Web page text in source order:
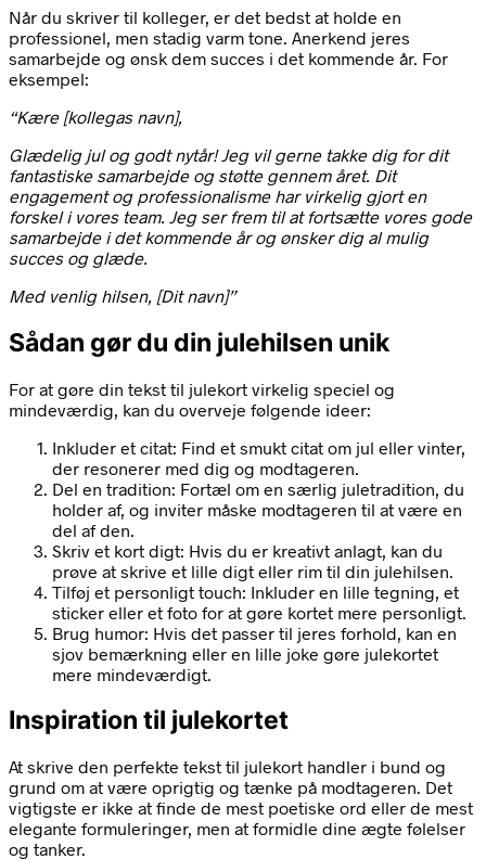
Når du skriver til kolleger, er det bedst at holde en
professionel, men stadig varm tone. Anerkend jeres
samarbejde og ønsk dem succes i det kommende år. For
eksempel:
“Kære [kollegas navn],
Glædelig jul og godt nytår! Jeg vil gerne takke dig for dit
fantastiske samarbejde og støtte gennem året. Dit
engagement og professionalisme har virkelig gjort en
forskel i vores team. Jeg ser frem til at fortsætte vores gode
samarbejde i det kommende år og ønsker dig al mulig
succes og glæde.
Med venlig hilsen, [Dit navn]”
Sådan gør du din julehilsen unik
For at gøre din tekst til julekort virkelig speciel og
mindeværdig, kan du overveje følgende ideer:
Inkluder et citat: Find et smukt citat om jul eller vinter,
der resonerer med dig og modtageren.
Del en tradition: Fortæl om en særlig juletradition, du
holder af, og inviter måske modtageren til at være en
del af den.
Skriv et kort digt: Hvis du er kreativt anlagt, kan du
prøve at skrive et lille digt eller rim til din julehilsen.
Tilføj et personligt touch: Inkluder en lille tegning, et
sticker eller et foto for at gøre kortet mere personligt.
Brug humor: Hvis det passer til jeres forhold, kan en
sjov bemærkning eller en lille joke gøre julekortet
mere mindeværdigt.
Inspiration til julekortet
At skrive den perfekte tekst til julekort handler i bund og
grund om at være oprigtig og tænke på modtageren. Det
vigtigste er ikke at finde de mest poetiske ord eller de mest
elegante formuleringer, men at formidle dine ægte følelser
og tanker.